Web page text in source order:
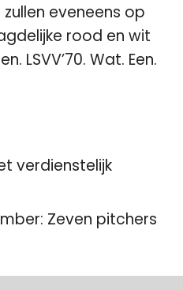
eveneens op
rood en wit
LSVV’70. Wat. Een.
verdienstelijk
Zeven pitchers